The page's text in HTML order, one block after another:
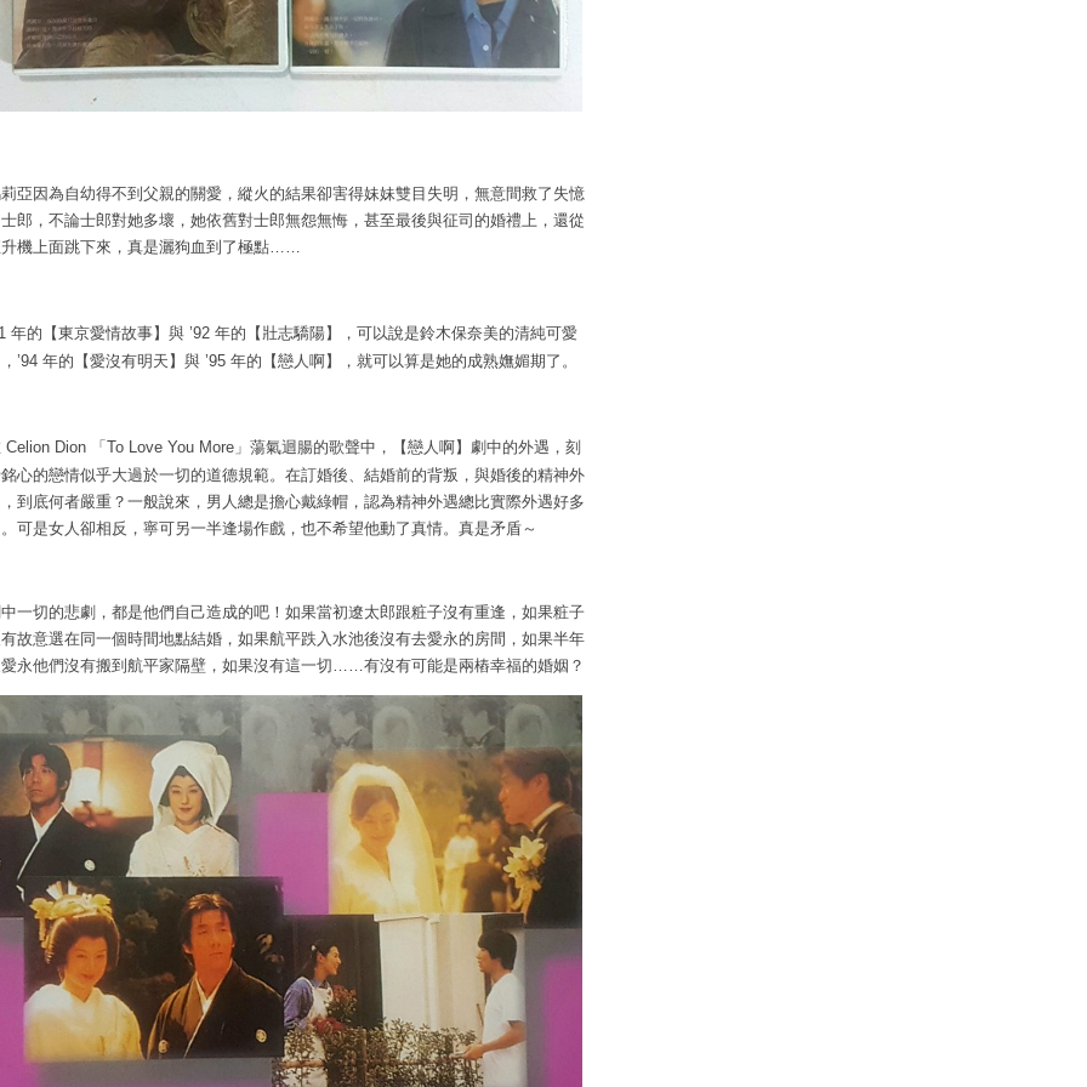
亞因為自幼得不到父親的關愛，縱火的結果卻害得妹妹雙目失明，無意間救了失憶
郎，不論士郎對她多壞，她依舊對士郎無怨無悔，甚至最後與征司的婚禮上，還從
機上面跳下來，真是灑狗血到了極點……
年的 【東京愛情故事】 與 ’92 年的 【壯志驕陽】
，可以說是鈴木保奈美的清純可愛
’94 年的 【愛沒有明天】 與 ’95 年的 【戀人啊】 ，就可以算是她的成熟嫵媚期了。
Celion Dion 「 To Love You More 」蕩氣迴腸的歌聲中， 【戀人啊】 劇中的外遇，刻
心的戀情似乎大過於一切的道德規範。在訂婚後、結婚前的背叛，與婚後的精神外
到底何者嚴重？一般說來，男人總是擔心戴綠帽，認為精神外遇總比實際外遇好多
可是女人卻相反，寧可另一半逢場作戲，也不希望他動了真情。真是矛盾～
一切的悲劇，都是他們自己造成的吧！如果當初遼太郎跟粧子沒有重逢，如果粧子
故意選在同一個時間地點結婚，如果航平跌入水池後沒有去愛永的房間，如果半年
永他們沒有搬到航平家隔壁，如果沒有這一切……有沒有可能是兩樁幸福的婚姻？